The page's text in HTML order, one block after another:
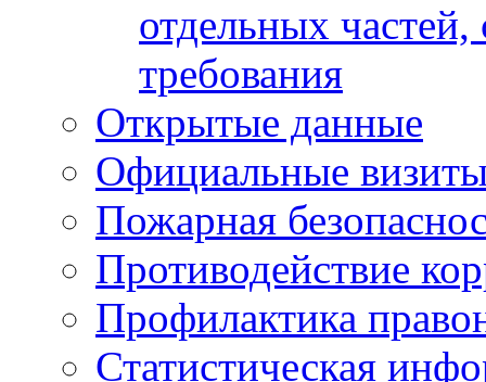
отдельных
требования
Открытые данные
Официальные
Пожарная
Противодействие
Профилактика
Статистическая